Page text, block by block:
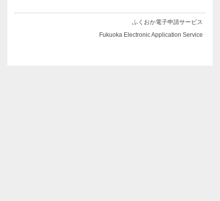
ふくおか電子申請サービス
Fukuoka Electronic Application Service